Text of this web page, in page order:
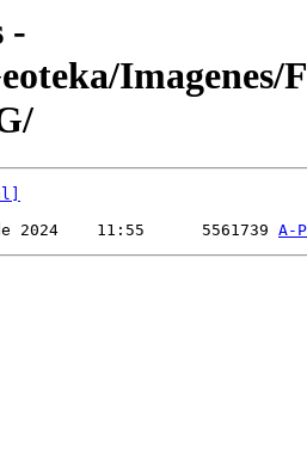
-
Imagenes/
2024    11:55      5561739 A-